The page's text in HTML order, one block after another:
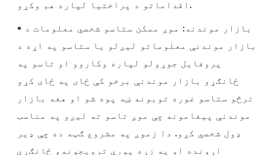
اقداماتو د پراختیا لپاره هم وکړو.
• بازار موندنه: موږ ممکن ستاسو شخصي معلومات د
بازار موندنې معلوماتو لیږلو یا ستاسو په اړه د
پروفایل جوړولو لپاره وکاروو او تاسو په
ځانګړو بازار موندنې برخو کې ځای په ځای کړو
ترڅو ستاسو غوره توبونه ښه پوه شو او هغه بازار
موندنې پیغامونه چې موږ تاسو ته لیږو په مناسب
ډول شخصي کړو. دا زموږ په مشروع ګټه ده چې ډیر
اړونده او په زړه پورې ترویجونه، ځانګړي